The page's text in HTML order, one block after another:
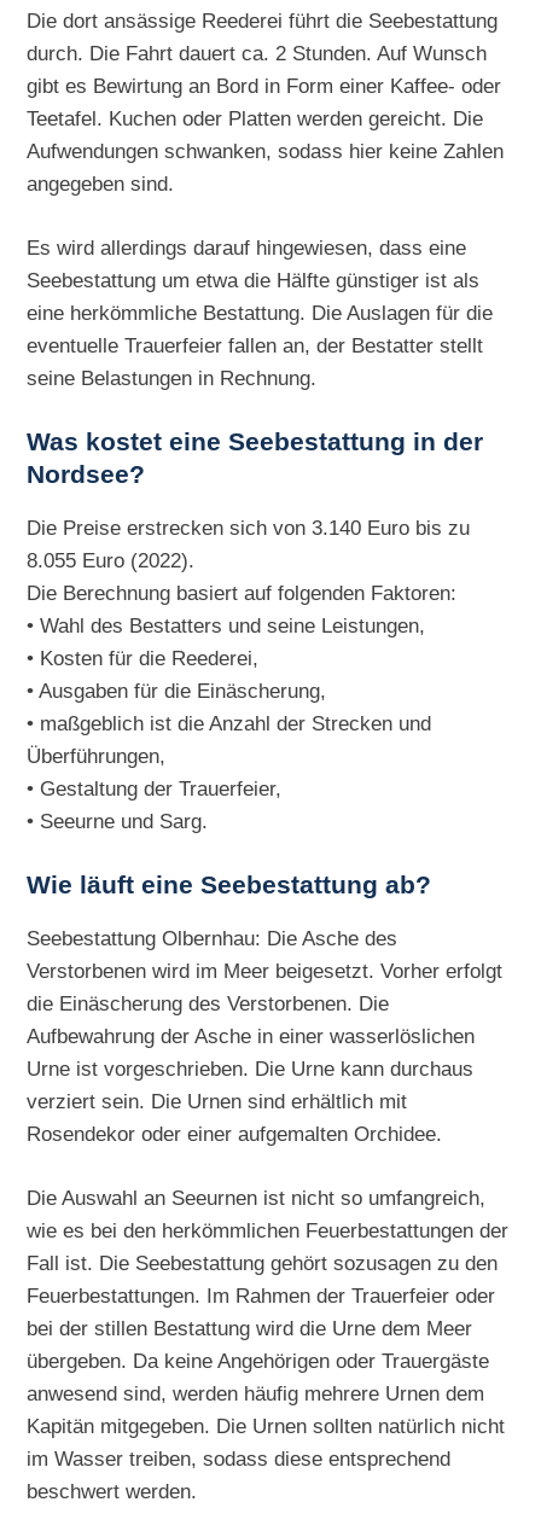
Die dort ansässige Reederei führt die Seebestattung
durch. Die Fahrt dauert ca. 2 Stunden. Auf Wunsch
gibt es Bewirtung an Bord in Form einer Kaffee- oder
Teetafel. Kuchen oder Platten werden gereicht. Die
Aufwendungen schwanken, sodass hier keine Zahlen
angegeben sind.
Es wird allerdings darauf hingewiesen, dass eine
Seebestattung um etwa die Hälfte günstiger ist als
eine herkömmliche Bestattung. Die Auslagen für die
eventuelle Trauerfeier fallen an, der Bestatter stellt
seine Belastungen in Rechnung.
Was kostet eine Seebestattung in der
Nordsee?
Die Preise erstrecken sich von 3.140 Euro bis zu
8.055 Euro (2022).
Die Berechnung basiert auf folgenden Faktoren:
• Wahl des Bestatters und seine Leistungen,
• Kosten für die Reederei,
• Ausgaben für die Einäscherung,
• maßgeblich ist die Anzahl der Strecken und
Überführungen,
• Gestaltung der Trauerfeier,
• Seeurne und Sarg.
Wie läuft eine Seebestattung ab?
Seebestattung Olbernhau: Die Asche des
Verstorbenen wird im Meer beigesetzt. Vorher erfolgt
die Einäscherung des Verstorbenen. Die
Aufbewahrung der Asche in einer wasserlöslichen
Urne ist vorgeschrieben. Die Urne kann durchaus
verziert sein. Die Urnen sind erhältlich mit
Rosendekor oder einer aufgemalten Orchidee.
Die Auswahl an Seeurnen ist nicht so umfangreich,
wie es bei den herkömmlichen Feuerbestattungen der
Fall ist. Die Seebestattung gehört sozusagen zu den
Feuerbestattungen. Im Rahmen der Trauerfeier oder
bei der stillen Bestattung wird die Urne dem Meer
übergeben. Da keine Angehörigen oder Trauergäste
anwesend sind, werden häufig mehrere Urnen dem
Kapitän mitgegeben. Die Urnen sollten natürlich nicht
im Wasser treiben, sodass diese entsprechend
beschwert werden.